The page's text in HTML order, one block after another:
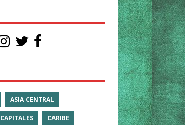
ASIA CENTRAL
CAPITALES CARIBE